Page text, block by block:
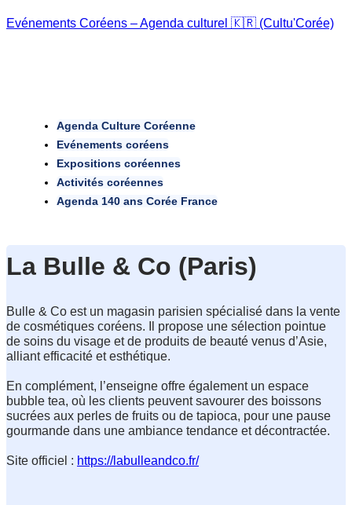
Evénements Coréens – Agenda culturel 🇰🇷 (Cultu'Corée)
Agenda Culture Coréenne
Evénements coréens
Expositions coréennes
Activités coréennes
Agenda 140 ans Corée France
La Bulle & Co (Paris)
Bulle & Co est un magasin parisien spécialisé dans la vente
de cosmétiques coréens. Il propose une sélection pointue
de soins du visage et de produits de beauté venus d’Asie,
alliant efficacité et esthétique.
En complément, l’enseigne offre également un espace
bubble tea, où les clients peuvent savourer des boissons
sucrées aux perles de fruits ou de tapioca, pour une pause
gourmande dans une ambiance tendance et décontractée.
Site officiel : https://labulleandco.fr/